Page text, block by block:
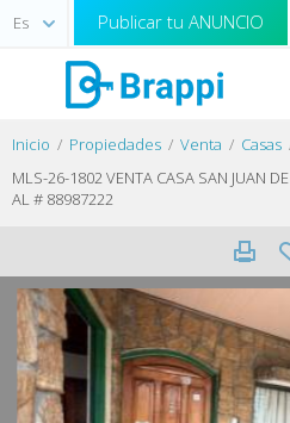
Publicar tu ANUNCIO
Inicio Propiedades Venta
Casas
MLS-26-1802 VENTA CASA SAN JUAN
AL # 88987222